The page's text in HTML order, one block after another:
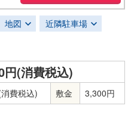
地図 近隣駐車場
円(消費税込)
費税込) 敷金 3,300円